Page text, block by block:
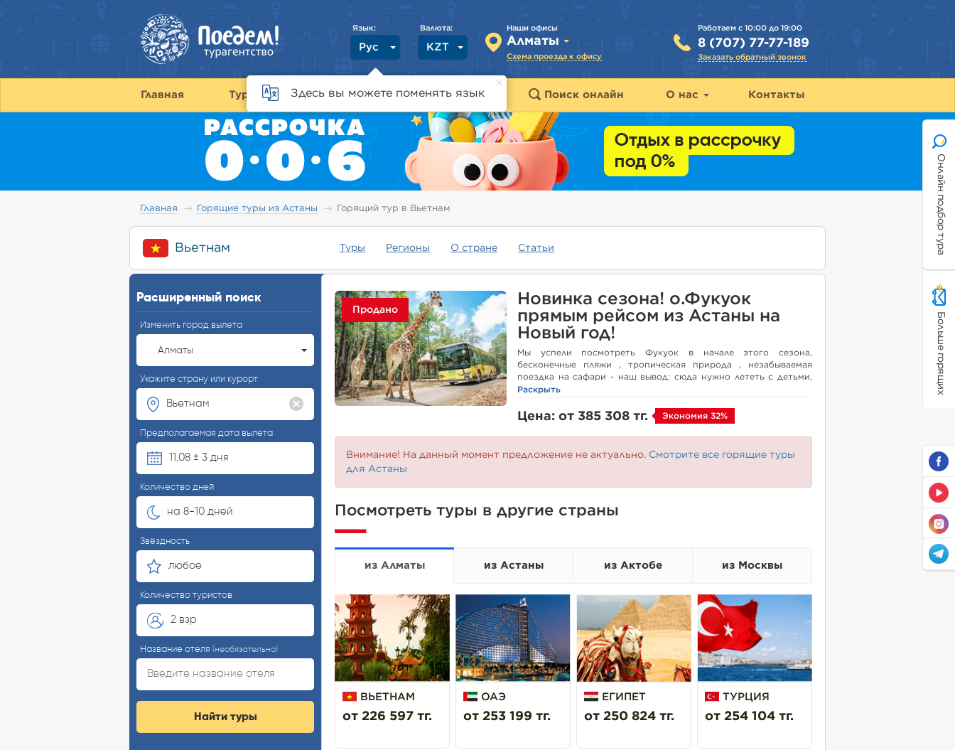
Работаем с 10:00 до 19:00
8 (707) 77-77-189
Заказать обратный звонок
Наши офисы
Алматы
Схема проезда к офису
Валюта:
KZT
Язык:
Рус
Здесь вы можете поменять язык
Главная Туры Страны Горящие туры Поиск онлайн О нас Контакты
Онлайн подбор тура
Больше горящих
Главная Горящие туры из Астаны Горящий тур в Вьетнам
Вьетнам Туры Регионы О стране Статьи
Расширенный поиск
Изменить город вылета
Алматы
Укажите страну или курорт
Предполагаемая дата вылета
11.08 ± 3 дня
Количество дней
на 8-10 дней
Звёздность
любое
Количество туристов
2 взр
Название отеля (необязательно)
Найти туры
Продано
Новинка сезона! о.Фукуок
прямым рейсом из Астаны на
Новый год!
Мы успели посмотреть Фукуок в начале этого сезона,
бесконечные пляжи , тропическая природа , незабываемая
поездка на сафари - наш вывод: сюда нужно лететь с детьми,
так хочется показать им эту красоту , природу в естественной
Раскрыть
Цена: от 385 308 тг. Экономия 32%
Внимание! На данный момент предложение не актуально. Смотрите все горящие туры
для Астаны
Посмотреть туры в другие страны
из Алматы из Астаны из Актобе из Москвы
ВЬЕТНАМ
от 226 597 тг.
ОАЭ
от 253 199 тг.
ЕГИПЕТ
от 250 824 тг.
ТУРЦИЯ
от 254 104 тг.